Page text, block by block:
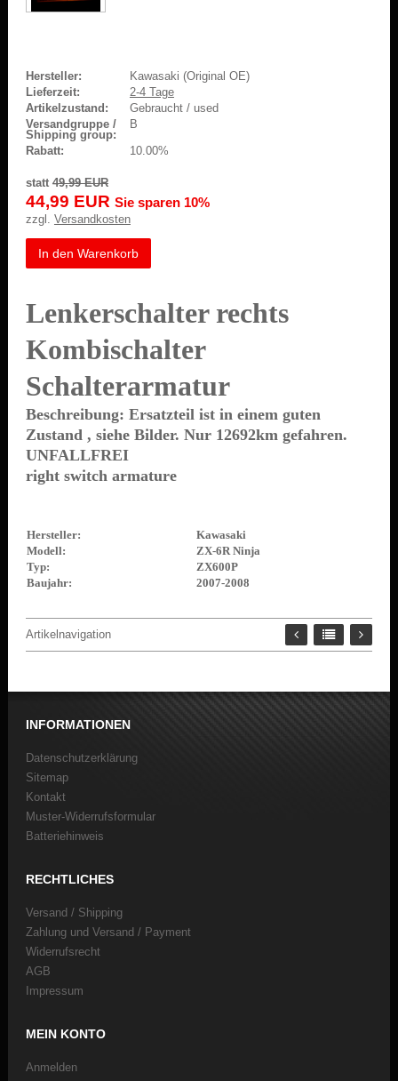
Hersteller:
Kawasaki (Original OE)
Lieferzeit:
2-4 Tage
Artikelzustand:
Gebraucht / used
Versandgruppe /
Shipping group:
B
Rabatt:
10.00%
statt 49,99 EUR
44,99 EUR Sie sparen 10%
zzgl. Versandkosten
In den Warenkorb
Lenkerschalter rechts
Kombischalter
Schalterarmatur
Beschreibung: Ersatzteil ist in einem guten
Zustand , siehe Bilder. Nur 12692km gefahren.
UNFALLFREI
right switch armature
Hersteller:
Kawasaki
Modell:
ZX-6R Ninja
Typ:
ZX600P
Baujahr:
2007-2008
Artikelnavigation
INFORMATIONEN
Datenschutzerklärung
Sitemap
Kontakt
Muster-Widerrufsformular
Batteriehinweis
RECHTLICHES
Versand / Shipping
Zahlung und Versand / Payment
Widerrufsrecht
AGB
Impressum
MEIN KONTO
Anmelden